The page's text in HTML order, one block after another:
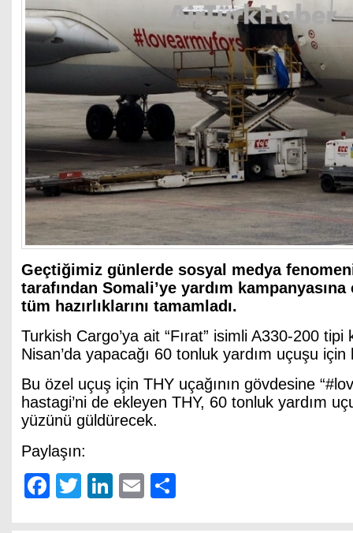
Geçtiğimiz günlerde sosyal medya
tarafından Somali’ye yardım
tüm hazırlıklarını tamamladı.
Turkish Cargo’ya ait “Fırat” isimli A330-200 tipi
Nisan’da yapacağı 60 tonluk yardım uçuşu
Bu özel uçuş için THY uçağının gövdesine
hastagi’ni de ekleyen THY, 60 tonluk yardım
yüzünü güldürecek.
Paylaşın:
Facebook
TwitterLinkedIn
Email